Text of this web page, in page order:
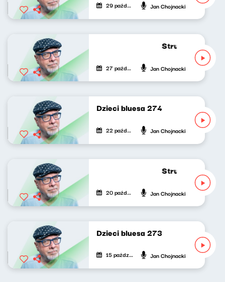
29 października 2025 Jan Chojnacki
Strumień
27 października 2025 Jan Chojnacki
Dzieci bluesa 274
22 października 2025 Jan Chojnacki
Strumień
20 października 2025 Jan Chojnacki
Dzieci bluesa 273
15 października 2025 Jan Chojnacki